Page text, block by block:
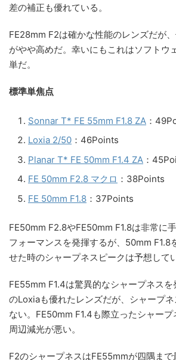
差の補正も優れている。
FE28mm F2は確かな性能のレンズだが
がやや高めだ。幸いにもこれはソフトウ
単だ。
標準単焦点
Sonnar T* FE 55mm F1.8 ZA ：
Loxia 2/50 ：46Points
Planar T* FE 50mm F1.4 ZA ：
FE 50mm F2.8 マクロ ：38Points
FE 50mm F1.8 ：37Points
FE50mm F2.8やFE50mm F1.8は非常に
フォーマンスを発揮するが、50mm F1.8
せた時のシャープネスピークは予想して
FE55mm F1.4は驚異的なシャープネス
のLoxiaも優れたレンズだが、シャープ
ない。FE50mm F1.4も際立ったシャー
周辺減光が悪い。
F2のシャープネスはFE55mmが四隅まで